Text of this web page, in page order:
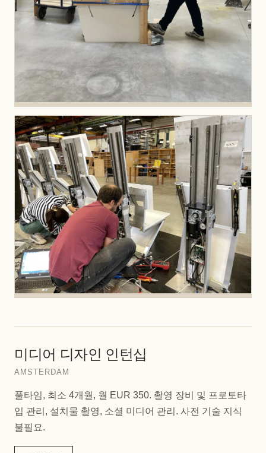
미디어 디자인 인턴십
AMSTERDAM
풀타임, 최소 4개월, 월 EUR 350. 촬영 장비 및 프로토타
입 관리, 설치물 촬영, 소셜 미디어 관리. 사전 기술 지식
불필요.